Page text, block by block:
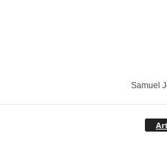
Samuel